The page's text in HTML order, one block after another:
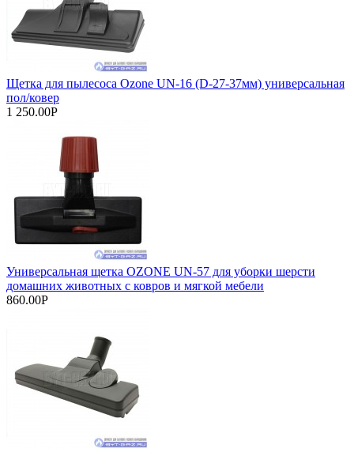
Щетка для пылесоса Ozone UN-16 (D-27-37мм) универсальная
пол/ковер
1 250.00Р
Универсальная щетка OZONE UN-57 для уборки шерсти
домашних животных с ковров и мягкой мебели
860.00Р